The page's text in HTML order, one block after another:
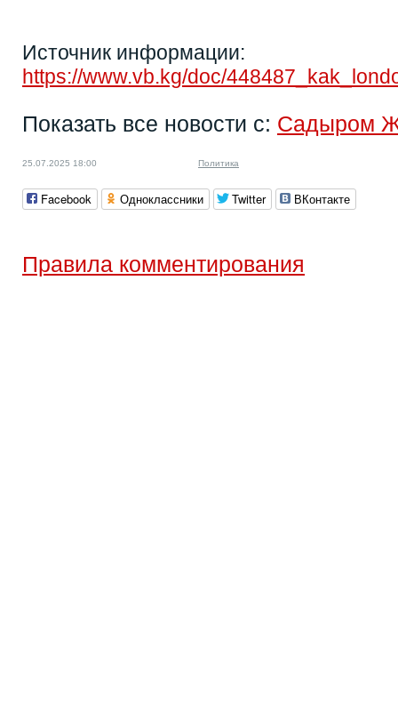
Источник информации:
https://www.vb.kg/doc/
Показать все новости с: Садыром
25.07.2025 18:00 Политика
Facebook Одноклассники Twitter ВКонтакте
Правила комментирования